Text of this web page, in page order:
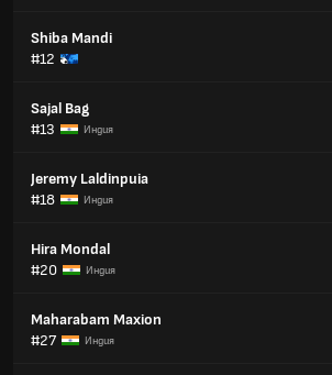
Shiba Mandi
#12
Sajal Bag
#13
Индия
Jeremy Laldinpuia
#18
Индия
Hira Mondal
#20
Индия
Maharabam Maxion
#27
Индия